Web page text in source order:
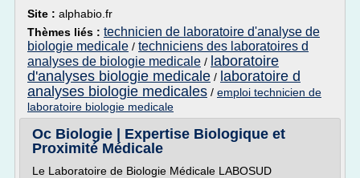
Site : alphabio.fr
Thèmes liés : technicien de laboratoire d'analyse de
biologie medicale / techniciens des laboratoires d
analyses de biologie medicale / laboratoire
d'analyses biologie medicale / laboratoire d
analyses biologie medicales / emploi technicien de
laboratoire biologie medicale
Oc Biologie | Expertise Biologique et
Proximité Médicale
Le Laboratoire de Biologie Médicale LABOSUD